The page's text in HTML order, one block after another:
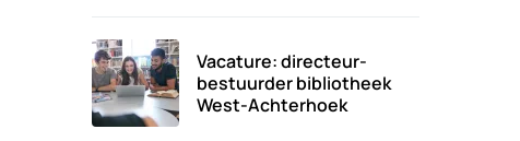
Vacature: directeur-
bestuurder bibliotheek
West-Achterhoek